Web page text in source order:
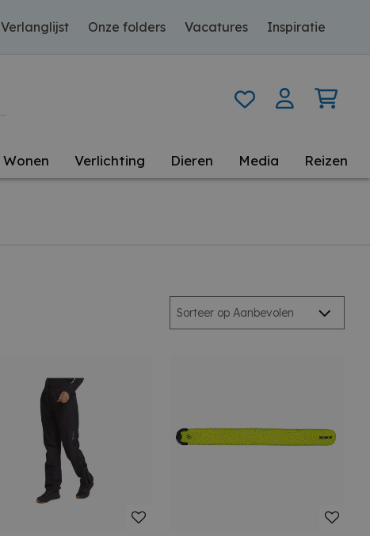
Verlanglijst Onze folders Vacatures Inspiratie
Wonen Verlichting Dieren Media Reizen